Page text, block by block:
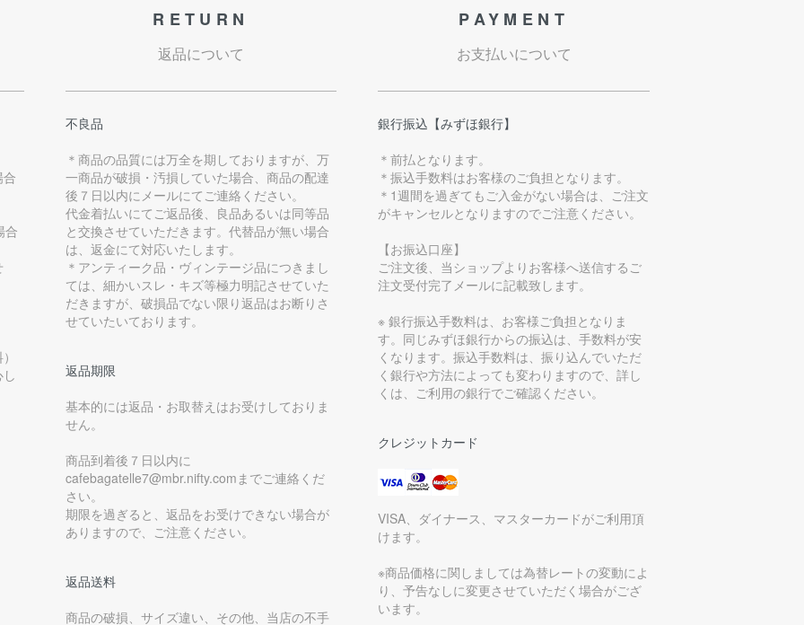
合
合
RETURN
返品について
不良品
＊商品の品質には万全を期しておりますが、万
一商品が破損・汚損していた場合、商品の配達
後７日以内にメールにてご連絡ください。
代金着払いにてご返品後、良品あるいは同等品
と交換させていただきます。代替品が無い場合
は、返金にて対応いたします。
＊アンティーク品・ヴィンテージ品につきまし
ては、細かいスレ・キズ等極力明記させていた
だきますが、破損品でない限り返品はお断りさ
せていたいております。
返品期限
基本的には返品・お取替えはお受けしておりま
せん。
商品到着後７日以内に
cafebagatelle7@mbr.nifty.comまでご連絡くだ
さい。
期限を過ぎると、返品をお受けできない場合が
ありますので、ご注意ください。
返品送料
商品の破損、サイズ違い、その他、当店の不手
PAYMENT
お支払いについて
銀行振込【みずほ銀行】
＊前払となります。
＊振込手数料はお客様のご負担となります。
＊1週間を過ぎてもご入金がない場合は、ご注文
がキャンセルとなりますのでご注意ください。
【お振込口座】
ご注文後、当ショップよりお客様へ送信するご
注文受付完了メールに記載致します。
※ 銀行振込手数料は、お客様ご負担となりま
す。同じみずほ銀行からの振込は、手数料が安
くなります。振込手数料は、振り込んでいただ
く銀行や方法によっても変わりますので、詳し
くは、ご利用の銀行でご確認ください。
クレジットカード
VISA、ダイナース、マスターカードがご利用頂
けます。
※商品価格に関しましては為替レートの変動によ
り、予告なしに変更させていただく場合がござ
います。